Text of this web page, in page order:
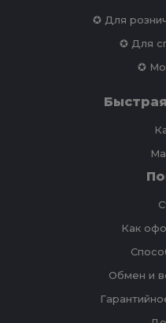
✪ Для
✪ Для
✪
Как
Обмен и